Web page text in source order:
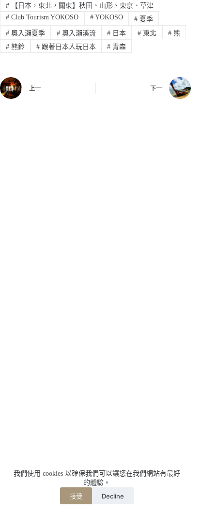
我們使用 cookies 以確保我們可以讓您在我們網站有最好
的體驗。
接受 Decline
#【日本，東北，關東】秋田、山形、東京、草津
#Club Tourism YOKOSO #YOKOSO # 夏季
#奧入瀨夏季 #奧入瀨溪流 # 日本 # 東北 # 熊
#熊鈴 #跟著日本人玩日本 # 青森
上一 下一